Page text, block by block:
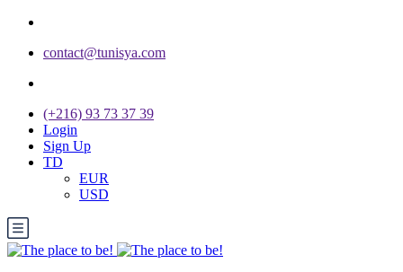
contact@tunisya.com
(+216) 93 73 37 39
Login
Sign Up
TD
EUR
USD